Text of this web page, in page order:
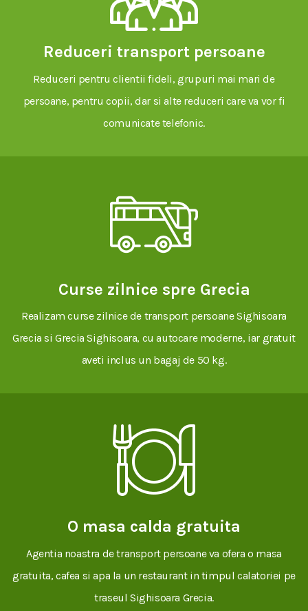
Reduceri transport persoane
Reduceri pentru clientii fideli, grupuri mai mari de
persoane, pentru copii, dar si alte reduceri care va vor fi
comunicate telefonic.
Curse zilnice spre Grecia
Realizam curse zilnice de transport persoane Sighisoara
Grecia si Grecia Sighisoara, cu autocare moderne, iar gratuit
aveti inclus un bagaj de 50 kg.
O masa calda gratuita
Agentia noastra de transport persoane va ofera o masa
gratuita, cafea si apa la un restaurant in timpul calatoriei pe
traseul Sighisoara Grecia.